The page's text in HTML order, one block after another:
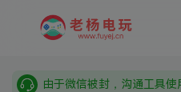
本站资源来自网络搜集，
需要什么游戏请联系客服